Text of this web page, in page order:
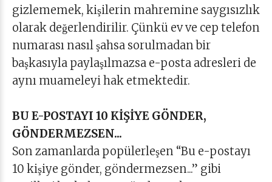
gizlememek, kişilerin mahremine saygısızlık
olarak değerlendirilir. Çünkü ev ve cep telefon
numarası nasıl şahsa sorulmadan bir
başkasıyla paylaşılmazsa e-posta adresleri de
aynı muameleyi hak etmektedir.
BU E-POSTAYI 10 KİŞİYE GÖNDER,
GÖNDERMEZSEN...
Son zamanlarda popülerleşen “Bu e-postayı
10 kişiye gönder, göndermezsen...” gibi